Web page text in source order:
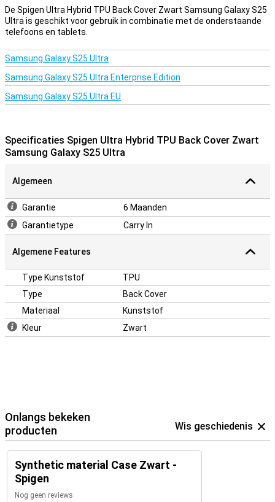
Een stevig hoesje voor een goede prijs
Doordat het hoesje van kunststof gemaakt is, biedt dit optimale
hoesjes vaak niet zo duur zijn als andere hoesjes. De Spigen Ultra
Hybrid TPU Back Cover Zwart Samsung Galaxy S25 Ultra heeft een
klassieke zwarte kleur. Je telefoon hoeft natuurlijk niet op te vallen
past gewoon bij alles, handig dus.
De Spigen Ultra Hybrid TPU Back Cover Zwart Samsung Galaxy S25
Ultra is geschikt voor gebruik in combinatie met de onderstaande
telefoons en tablets.
Samsung Galaxy S25 Ultra
Samsung Galaxy S25 Ultra Enterprise Edition
Samsung Galaxy S25 Ultra EU
Specificaties Spigen Ultra Hybrid TPU Back Cover Zwart
Samsung Galaxy S25 Ultra
Algemeen
Garantie
6 Maanden
Garantietype
Carry In
Algemene Features
Type Kunststof
TPU
Type
Back Cover
Materiaal
Kunststof
Kleur
Zwart
Onlangs bekeken
producten
Wis geschiedenis
Synthetic material Case Zwart -
Spigen
Nog geen reviews